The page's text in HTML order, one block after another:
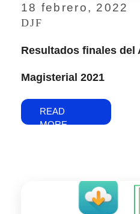
18 febrero, 2022
DJF
Resultados finales del
Magisterial 2021
READ
MORE